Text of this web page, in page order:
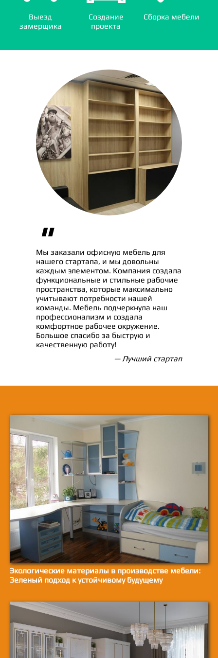
Выезд
замерщика
Создание
проекта
Сборка мебели
"
Мы заказали офисную мебель для
нашего стартапа, и мы довольны
каждым элементом. Компания создала
функциональные и стильные рабочие
пространства, которые максимально
учитывают потребности нашей
команды. Мебель подчеркнула наш
профессионализм и создала
комфортное рабочее окружение.
Большое спасибо за быструю и
качественную работу!
— Лучший стартап
Экологические материалы в производстве мебели:
Зеленый подход к устойчивому будущему